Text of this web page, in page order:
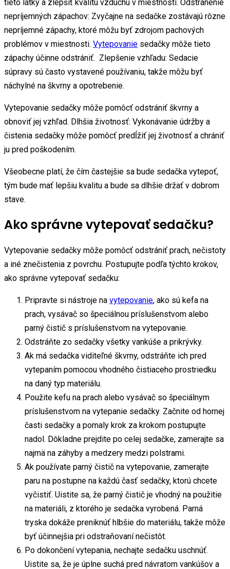
tieto látky a zlepšiť kvalitu vzduchu v miestnosti. Odstránenie
nepríjemných zápachov: Zvyčajne na sedačke zostávajú rôzne
nepríjemné zápachy, ktoré môžu byť zdrojom pachových
problémov v miestnosti. Vytepovanie sedačky môže tieto
zápachy účinne odstrániť. Zlepšenie vzhľadu: Sedacie
súpravy sú často vystavené používaniu, takže môžu byť
náchylné na škvrny a opotrebenie.
Vytepovanie sedačky môže pomôcť odstrániť škvrny a
obnoviť jej vzhľad. Dlhšia životnosť: Vykonávanie údržby a
čistenia sedačky môže pomôcť predĺžiť jej životnosť a chrániť
ju pred poškodením.
Všeobecne platí, že čím častejšie sa bude sedačka vytepoť,
tým bude mať lepšiu kvalitu a bude sa dlhšie držať v dobrom
stave.
Ako správne vytepovať sedačku?
Vytepovanie sedačky môže pomôcť odstrániť prach, nečistoty
a iné znečistenia z povrchu. Postupujte podľa týchto krokov,
ako správne vytepovať sedačku:
Pripravte si nástroje na vytepovanie, ako sú kefa na
prach, vysávač so špeciálnou príslušenstvom alebo
parný čistič s príslušenstvom na vytepovanie.
Odstráňte zo sedačky všetky vankúše a prikrývky.
Ak má sedačka viditeľné škvrny, odstráňte ich pred
vytepaním pomocou vhodného čistiaceho prostriedku
na daný typ materiálu.
Použite kefu na prach alebo vysávač so špeciálnym
príslušenstvom na vytepanie sedačky. Začnite od hornej
časti sedačky a pomaly krok za krokom postupujte
nadol. Dôkladne prejdite po celej sedačke, zamerajte sa
najmä na záhyby a medzery medzi polstrami.
Ak používate parný čistič na vytepovanie, zamerajte
paru na postupne na každú časť sedačky, ktorú chcete
vyčistiť. Uistite sa, že parný čistič je vhodný na použitie
na materiáli, z ktorého je sedačka vyrobená. Parná
tryska dokáže preniknúť hlbšie do materiálu, takže môže
byť účinnejšia pri odstraňovaní nečistôt.
Po dokončení vytepania, nechajte sedačku uschnúť.
Uistite sa, že je úplne suchá pred návratom vankúšov a